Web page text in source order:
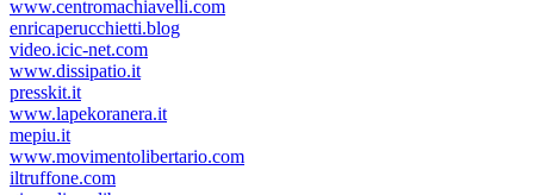
www.centromachiavelli.com
enricaperucchietti.blog
video.icic-net.com
www.dissipatio.it
presskit.it
www.lapekoranera.it
mepiu.it
www.movimentolibertario.com
iltruffone.com